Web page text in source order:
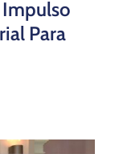
Impulso
Para